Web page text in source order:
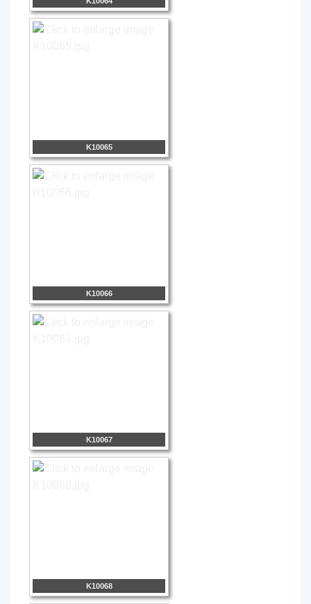
K10065
K10066
K10067
K10068